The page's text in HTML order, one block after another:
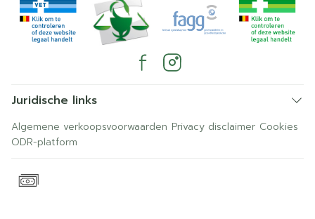
Juridische links
Algemene verkoopsvoorwaarden Privacy disclaimer Cookies
ODR-platform